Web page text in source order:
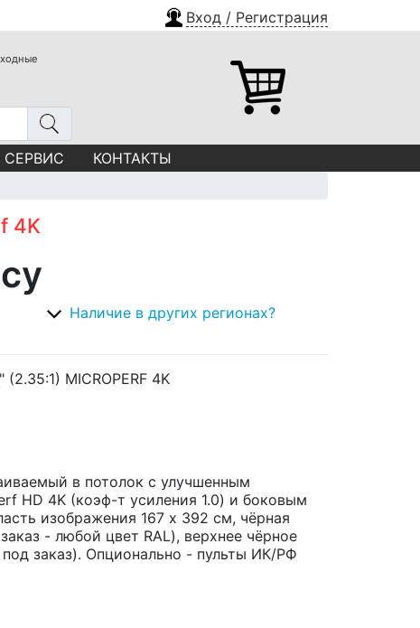
Вход / Регистрация
СЕРВИС КОНТАКТЫ
4K
Наличие в других регионах?
(2.35:1) MICROPERF 4K
в потолок с улучшенным
HD 4K (коэф-т усиления 1.0) и боковым
изображения 167 x 392 см, чёрная
- любой цвет RAL), верхнее чёрное
заказ). Опционально - пульты ИК/РФ